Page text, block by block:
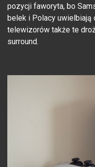
pozycji faworyta, bo
belek i Polacy
telewizorów także te
surround.